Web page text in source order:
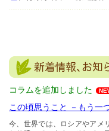
コラムを追加しました
この頃思うこと －もう一
今、世界では、ロシアやアメ